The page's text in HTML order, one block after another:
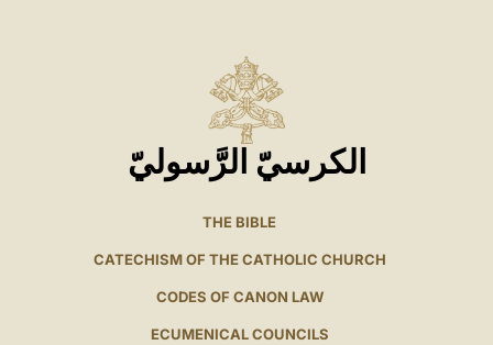
الكرسيّ الرَّسوليّ
THE BIBLE
CATECHISM OF THE CATHOLIC CHURCH
CODES OF CANON LAW
ECUMENICAL COUNCILS